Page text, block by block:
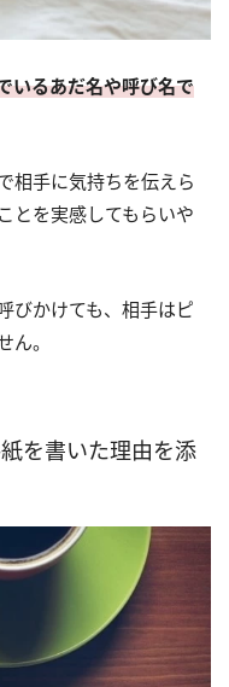
いるあだ名や呼び名で
相手に気持ちを伝えら
とを実感してもらいや
びかけても、相手はピ
。
を書いた理由を添